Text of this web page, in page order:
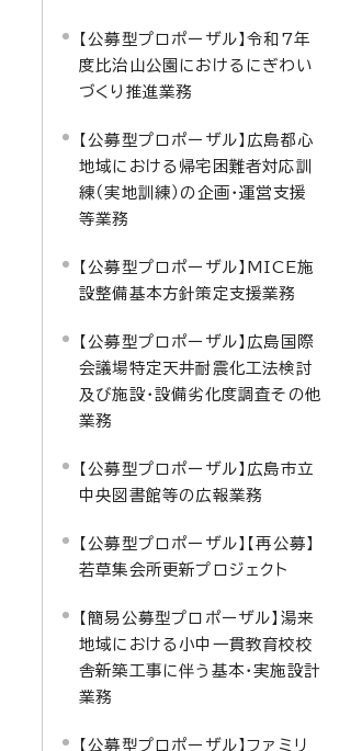
【公募型プロポーザル】令和7年
度比治山公園におけるにぎわい
づくり推進業務
【公募型プロポーザル】広島都心
地域における帰宅困難者対応訓
練（実地訓練）の企画・運営支援
等業務
【公募型プロポーザル】MICE施
設整備基本方針策定支援業務
【公募型プロポーザル】広島国際
会議場特定天井耐震化工法検討
及び施設・設備劣化度調査その他
業務
【公募型プロポーザル】広島市立
中央図書館等の広報業務
【公募型プロポーザル】【再公募】
若草集会所更新プロジェクト
【簡易公募型プロポーザル】湯来
地域における小中一貫教育校校
舎新築工事に伴う基本・実施設計
業務
【公募型プロポーザル】ファミリ